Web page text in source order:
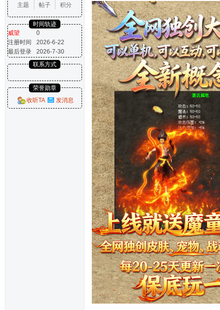
主题
帖子
积分
时间轨迹
威望
0
注册时间
2026-6-22
最后登录
2026-7-30
联系方式
荣誉勋章
收听TA
发消息